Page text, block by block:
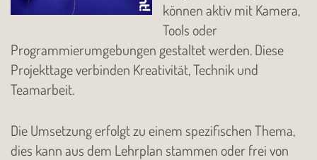
können aktiv mit Kamera,
Tools oder
Programmierumgebungen gestaltet werden. Diese
Projekttage verbinden Kreativität, Technik und
Teamarbeit.
Die Umsetzung erfolgt zu einem spezifischen Thema,
dies kann aus dem Lehrplan stammen oder frei von